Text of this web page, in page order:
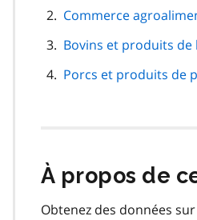
Commerce
Bovins et produits de
Porcs et produits de
À propos de
Obtenez des données